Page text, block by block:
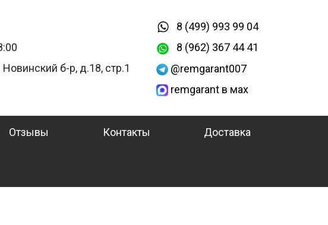
Новинский б-р, д.18, стр.1
8 (499) 993 99 04
8 (962) 367 44 41
@remgarant007
remgarant в мах
Отзывы Контакты Доставка